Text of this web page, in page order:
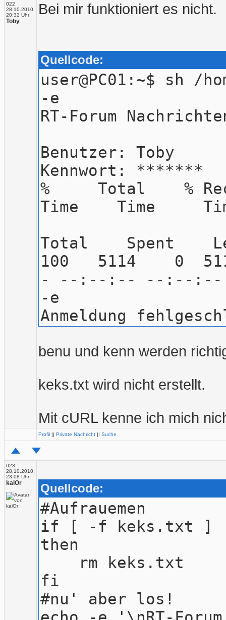
022
28.10.2010,
20:32 Uhr
Toby
Bei mir funktioniert es nicht.
Quellcode:
user@PC01:~$ sh /
-e
RT-Forum
Benutzer: Toby
Kennwort: *******
% Total %
Time Time
Total Spent
100 5114
- --:--:-- --:--:--
-e
Anmeldung
benu und kenn werden
keks.txt wird nicht erstellt.
Mit cURL kenne ich mich
Profil || Private Nachricht || Suche
023
28.10.2010,
23:08 Uhr
kaiOr Quellcode:
#Aufrauemen
if [ -f keks.txt ]
then
rm keks.txt
fi
#nu' aber los!